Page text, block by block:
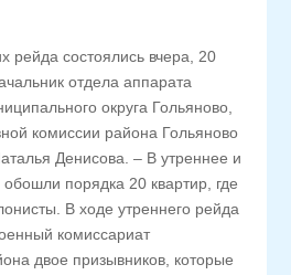
рейда состоялись вчера, 20
отдела аппарата
округа Гольяново,
комиссии района Гольяново
Денисова. – В утреннее и
порядка 20 квартир, где
В ходе утреннего рейда
комиссариат
двое призывников, которые